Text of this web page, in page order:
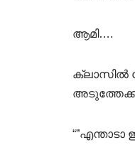
ആമി….
ക്ലാസിൽ